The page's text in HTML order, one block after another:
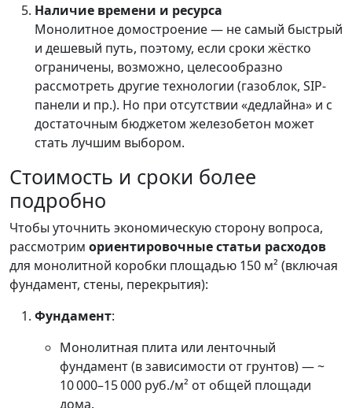
Наличие времени и ресурса
Монолитное домостроение — не самый быстрый
и дешевый путь, поэтому, если сроки жёстко
ограничены, возможно, целесообразно
рассмотреть другие технологии (газоблок, SIP-
панели и пр.). Но при отсутствии «дедлайна» и с
достаточным бюджетом железобетон может
стать лучшим выбором.
Стоимость и сроки более
подробно
Чтобы уточнить экономическую сторону вопроса,
рассмотрим ориентировочные статьи расходов
для монолитной коробки площадью 150 м² (включая
фундамент, стены, перекрытия):
Фундамент:
Монолитная плита или ленточный
фундамент (в зависимости от грунтов) — ~
10 000–15 000 руб./м² от общей площади
дома.